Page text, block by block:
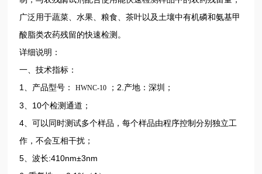
广泛用于蔬菜、水果、粮食、茶叶以及土壤中有机磷和氨基甲
酸脂类农药残留的快速检测。
详细说明：
一、技术指标：
1、产品型号：HWNC-10
；2.产地：深圳；
3、10个检测通道；
4、可以同时测试多个样品，每个样品由程序控制分别独立工
作，不会互相干扰；
5、波长:410nm±3nm